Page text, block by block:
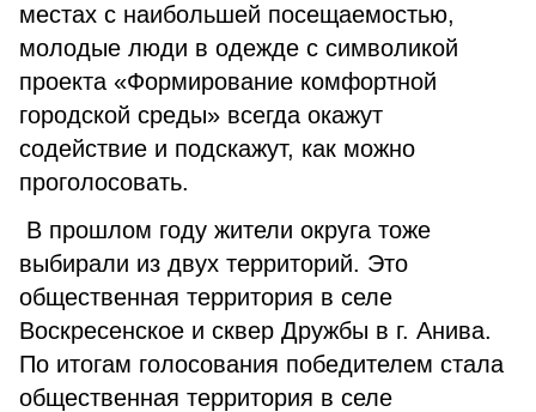
местах с наибольшей посещаемостью,
молодые люди в одежде с символикой
проекта «Формирование комфортной
городской среды» всегда окажут
содействие и подскажут, как можно
проголосовать.
В прошлом году жители округа тоже
выбирали из двух территорий. Это
общественная территория в селе
Воскресенское и сквер Дружбы в г. Анива.
По итогам голосования победителем стала
общественная территория в селе